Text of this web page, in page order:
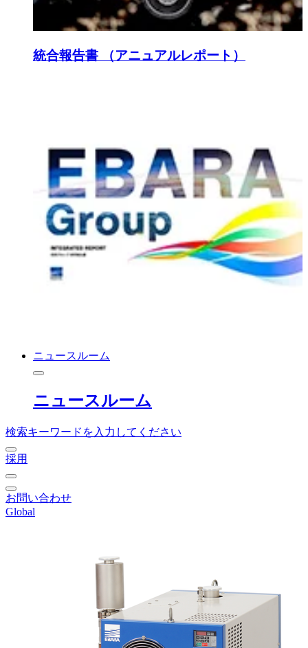
統合報告書 （アニュアルレポート）
ニュースルーム
ニュースルーム
検索キーワードを入力してください
採用
お問い合わせ
Global